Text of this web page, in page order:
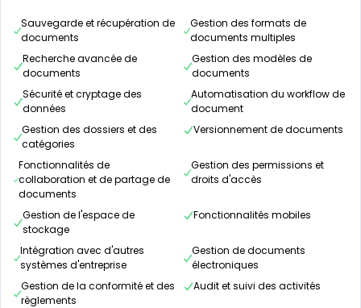
Sauvegarde et récupération de
documents
Gestion des formats de
documents multiples
Recherche avancée de
documents
Gestion des modèles de
documents
Sécurité et cryptage des
données
Automatisation du workflow de
document
Gestion des dossiers et des
catégories
Versionnement de documents
Fonctionnalités de
collaboration et de partage de
documents
Gestion des permissions et
droits d'accès
Gestion de l'espace de
stockage
Fonctionnalités mobiles
Intégration avec d'autres
systèmes d'entreprise
Gestion de documents
électroniques
Gestion de la conformité et des
règlements
Audit et suivi des activités